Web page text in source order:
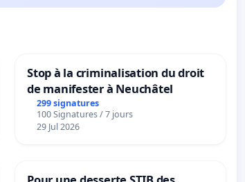
Stop à la criminalisation du droit
de manifester à Neuchâtel
299 signatures
100 Signatures / 7 jours
29 Jul 2026